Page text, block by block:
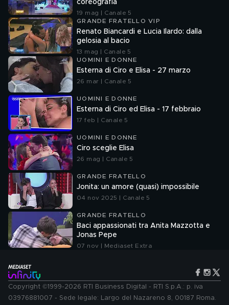
coreografia
19 mag | Canale 5
GRANDE FRATELLO VIP
Renato Biancardi e Lucia Ilardo: dalla
gelosia al bacio
13 mag | Canale 5
UOMINI E DONNE
Esterna di Ciro e Elisa - 27 marzo
26 mar | Canale 5
UOMINI E DONNE
Esterna di Ciro ed Elisa - 17 febbraio
17 feb | Canale 5
UOMINI E DONNE
Ciro sceglie Elisa
26 mag | Canale 5
GRANDE FRATELLO
Jonita: un amore (quasi) impossibile
04 nov 2025 | Canale 5
GRANDE FRATELLO
Baci appassionati tra Anita Mazzotta e
Jonas Pepe
07 nov | Mediaset Extra
Copyright ©1999-2026 RTI Business Digital - RTI S.p.A.: p. iva
03976881007 - Sede legale: Largo del Nazareno 8, 00187 Roma.